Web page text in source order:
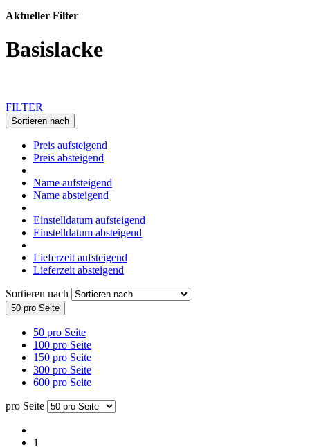
Aktueller Filter
Basislacke
FILTER
Sortieren nach
Preis aufsteigend
Preis absteigend
Name aufsteigend
Name absteigend
Einstelldatum aufsteigend
Einstelldatum absteigend
Lieferzeit aufsteigend
Lieferzeit absteigend
Sortieren nach
50 pro Seite
50 pro Seite
100 pro Seite
150 pro Seite
300 pro Seite
600 pro Seite
pro Seite
1